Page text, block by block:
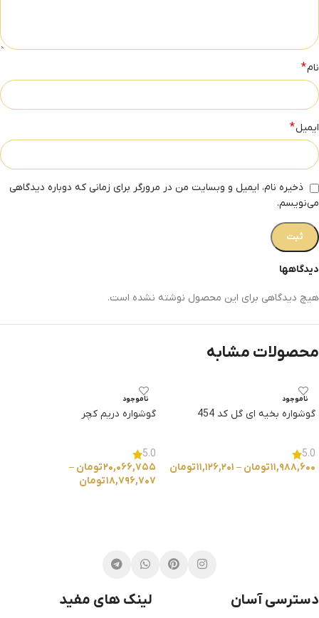
دیدگاهها
هیچ دیدگاهی برای این محصول نوشته نشده است.
نام*
ایمیل*
ذخیره نام، ایمیل و وبسایت من در مرورگر برای زمانی که دوباره دیدگاهی
می‌نویسم.
محصولات مشابه
ناموجود
گوشواره بخیه ای گل کد 454
5.0
۱۱,۹۸۸,۶۰۰تومان – ۱۱,۱۲۶,۲۰۱تومان
ناموجود
گوشواره دریم کچر
5.0
۲۰,۰۶۶,۷۵۵تومان –
۱۸,۷۹۶,۷۰۷تومان
دسترسی آسان لینک های مفید